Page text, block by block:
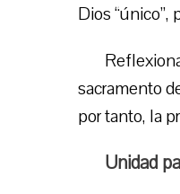
Dios “único”,
sacramento
por tanto, la
Unidad